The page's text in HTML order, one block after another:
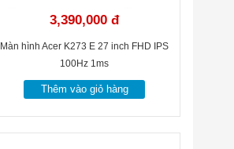
3,390,000 đ
Màn hình Acer K273 E 27 inch FHD IPS
100Hz 1ms
Thêm vào giỏ hàng